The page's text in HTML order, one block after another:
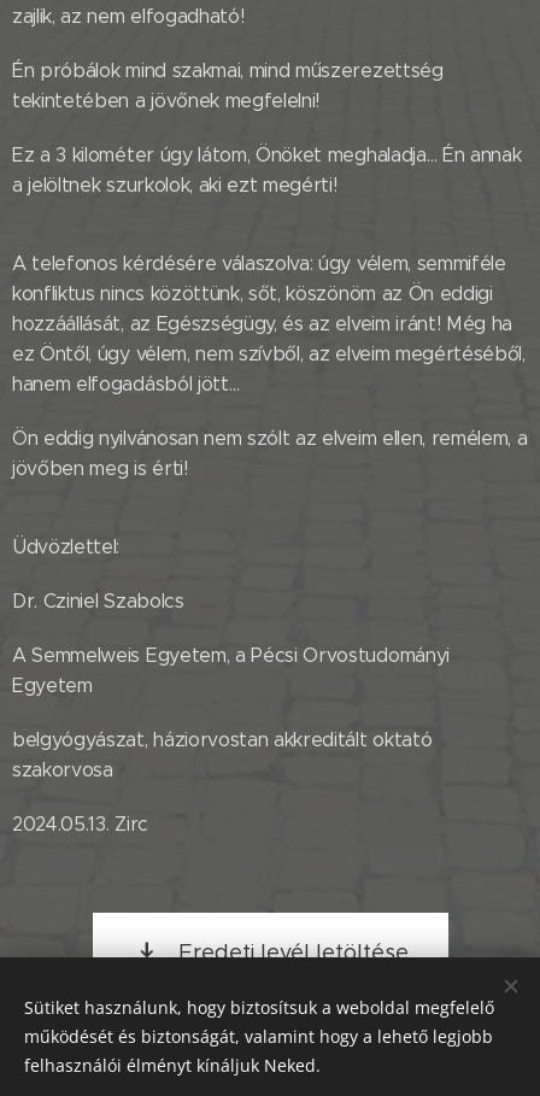
zajlik, az nem elfogadható!
Én próbálok mind szakmai, mind műszerezettség
tekintetében a jövőnek megfelelni!
Ez a 3 kilométer úgy látom, Önöket meghaladja… Én annak
a jelöltnek szurkolok, aki ezt megérti!
A telefonos kérdésére válaszolva: úgy vélem, semmiféle
konfliktus nincs közöttünk, sőt, köszönöm az Ön eddigi
hozzáállását, az Egészségügy, és az elveim iránt! Még ha
ez Öntől, úgy vélem, nem szívből, az elveim megértéséből,
hanem elfogadásból jött…
Ön eddig nyilvánosan nem szólt az elveim ellen, remélem, a
jövőben meg is érti!
Üdvözlettel:
Dr. Cziniel Szabolcs
A Semmelweis Egyetem, a Pécsi Orvostudományi
Egyetem
belgyógyászat, háziorvostan akkreditált oktató
szakorvosa
2024.05.13. Zirc
Eredeti levél letöltése
Sütiket használunk, hogy biztosítsuk a weboldal megfelelő
működését és biztonságát, valamint hogy a lehető legjobb
felhasználói élményt kínáljuk Neked.